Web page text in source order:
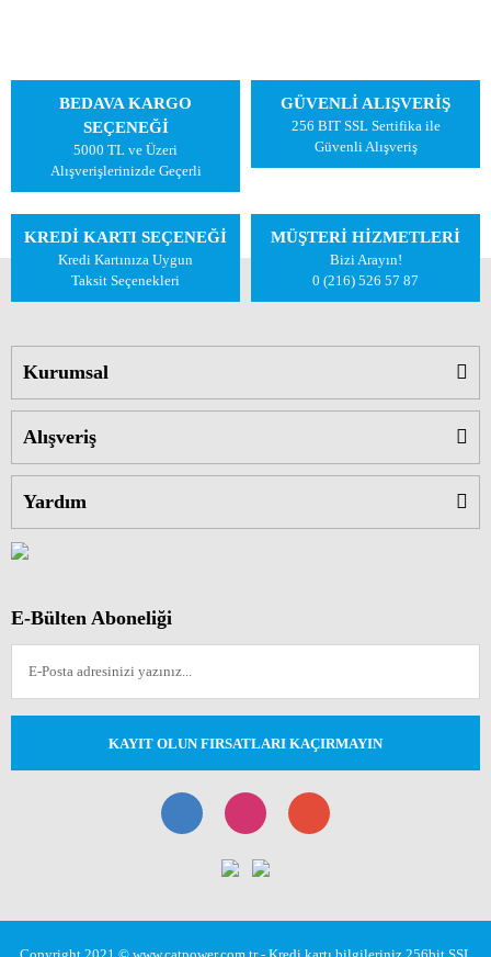
BEDAVA KARGO
SEÇENEĞİ
5000 TL ve Üzeri
Alışverişlerinizde Geçerli
GÜVENLİ ALIŞVERİŞ
256 BIT SSL Sertifika ile
Güvenli Alışveriş
KREDİ KARTI SEÇENEĞİ
Kredi Kartınıza Uygun
Taksit Seçenekleri
MÜŞTERİ HİZMETLERİ
Bizi Arayın!
0 (216) 526 57 87
Kurumsal
Alışveriş
Yardım
E-Bülten Aboneliği
KAYIT OLUN FIRSATLARI KAÇIRMAYIN
Copyright 2021 © www.catpower.com.tr - Kredi kartı bilgileriniz 256bit SSL